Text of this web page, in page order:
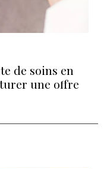
de soins en
une offre